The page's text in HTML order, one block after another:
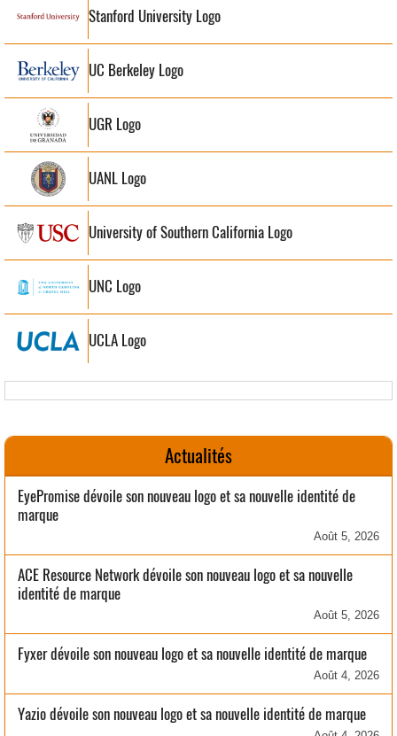
Stanford University Logo
UC Berkeley Logo
UGR Logo
UANL Logo
University of Southern California Logo
UNC Logo
UCLA Logo
Actualités
EyePromise dévoile son nouveau logo et sa nouvelle identité de
marque
Août 5, 2026
ACE Resource Network dévoile son nouveau logo et sa nouvelle
identité de marque
Août 5, 2026
Fyxer dévoile son nouveau logo et sa nouvelle identité de marque
Août 4, 2026
Yazio dévoile son nouveau logo et sa nouvelle identité de marque